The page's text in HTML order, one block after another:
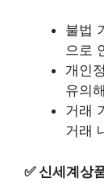
불법
으로
개인
유의
거래
거래
✅신세계상